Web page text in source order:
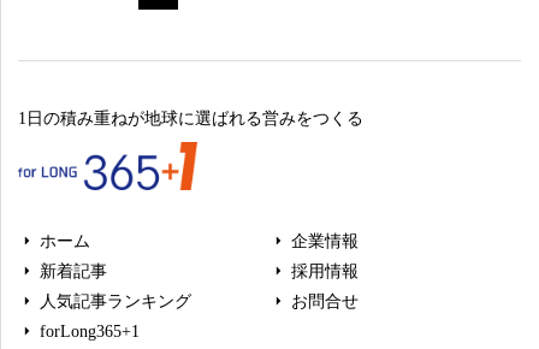
1日の積み重ねが地球に選ばれる営みをつくる
ホーム
新着記事
人気記事ランキング
forLong365+1
企業情報
採用情報
お問合せ